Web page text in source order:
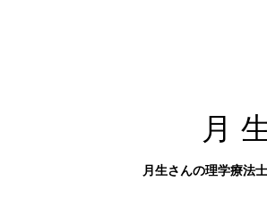
月
月生さんの理学療法